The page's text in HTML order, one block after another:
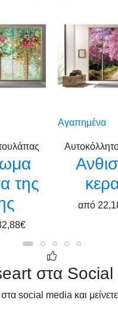
της
Αγαπημένα
από
στα Social
social media και